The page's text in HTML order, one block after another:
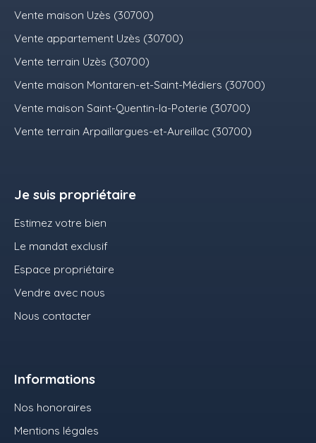
Vente maison Uzès (30700)
Vente appartement Uzès (30700)
Vente terrain Uzès (30700)
Vente maison Montaren-et-Saint-Médiers (30700)
Vente maison Saint-Quentin-la-Poterie (30700)
Vente terrain Arpaillargues-et-Aureillac (30700)
Je suis propriétaire
Estimez votre bien
Le mandat exclusif
Espace propriétaire
Vendre avec nous
Nous contacter
Informations
Nos honoraires
Mentions légales